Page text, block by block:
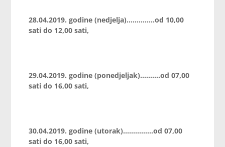
28.04.2019. godine (nedjelja)…………..od 10,00
sati do 12,00 sati,
29.04.2019. godine (ponedjeljak)……….od 07,00
sati do 16,00 sati,
30.04.2019. godine (utorak)……………od 07,00
sati do 16,00 sati,